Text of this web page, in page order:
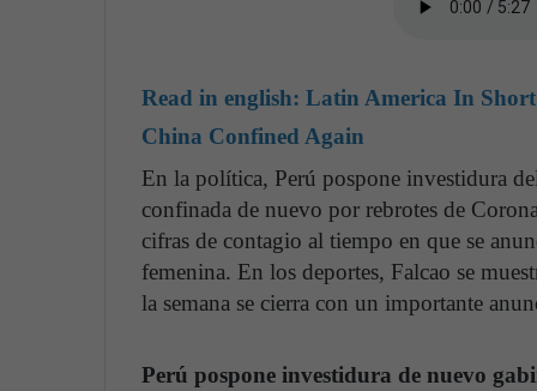
Read in english: Latin America In
China Confined Again
En la política, Perú pospone investidura
confinada de nuevo por rebrotes de
cifras de contagio al tiempo en que se
femenina. En los deportes, Falcao se
la semana se cierra con un importante
Perú pospone investidura de nuevo